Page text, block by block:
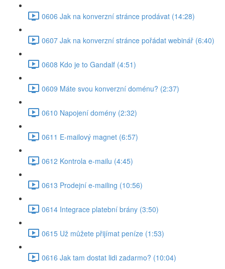
0606 Jak na konverzní stránce prodávat (14:28)
0607 Jak na konverzní stránce pořádat webinář (6:40)
0608 Kdo je to Gandalf (4:51)
0609 Máte svou konverzní doménu? (2:37)
0610 Napojení domény (2:32)
0611 E-mailový magnet (6:57)
0612 Kontrola e-mailu (4:45)
0613 Prodejní e-mailing (10:56)
0614 Integrace platební brány (3:50)
0615 Už můžete přijímat peníze (1:53)
0616 Jak tam dostat lidi zadarmo? (10:04)